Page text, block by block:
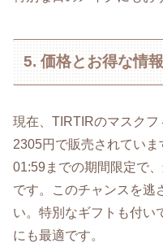
5. 価格とお得な情報
現在、TIRTIRのマスクフ
2305円で販売されていま
01:59までの期間限定で
です。このチャンスを逃
い。特別なギフトも付い
にも最適です。